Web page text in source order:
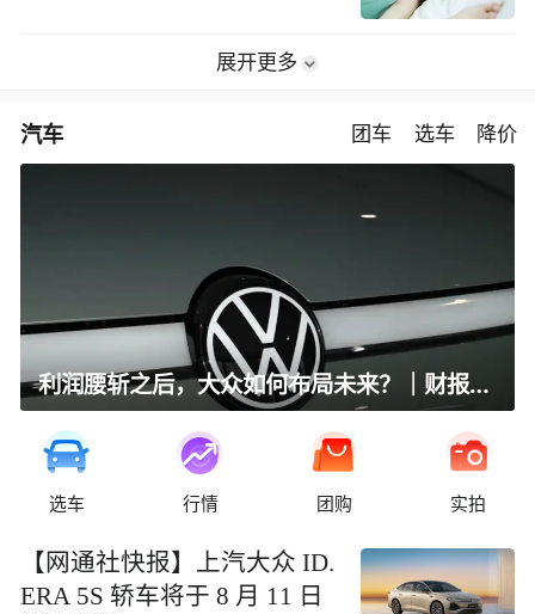
展开更多
汽车 团车 选车 降价
利润腰斩之后，大众如何布局未来？｜财报全视角
选车 行情 团购 实拍
【网通社快报】上汽大众 ID.
ERA 5S 轿车将于 8 月 11 日